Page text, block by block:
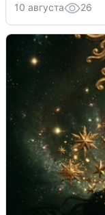
10 августа 26